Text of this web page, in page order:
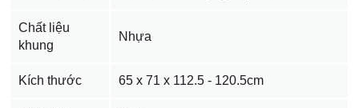
Chất liệu
khung
Nhựa
Kích thước 65 x 71 x 112.5 - 120.5cm